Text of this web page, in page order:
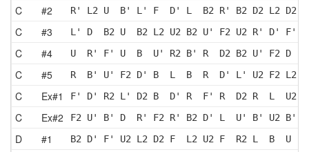
C #2 R' L2 U  B' L' F  D' L  B2 R' B2 D2 L2 D2
C #3 L' D  B2 U  B2 L2 U2 B2 U' F2 U2 R' D' F'
C #4 U  R' F' U  B  U' R2 B' R  D2 B2 U' F2 D
C #5 R  B' U' F2 D' B  L  B  R  D' L' U2 F2 L2
C Ex#1 F' D' R2 L' D2 B  D' R  F' R  D2 R  L  U2
C Ex#2 F2 U' B' D  R' F2 R' B2 D' L  U' B' U2 B'
D #1 B2 D' F' U2 L2 D2 F  L2 U2 F  R2 L  B  U